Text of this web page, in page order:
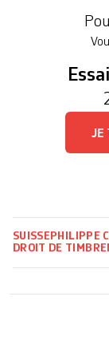
timbre
JE
SUISSE PHILIPPE
DROIT DE TIMBRE